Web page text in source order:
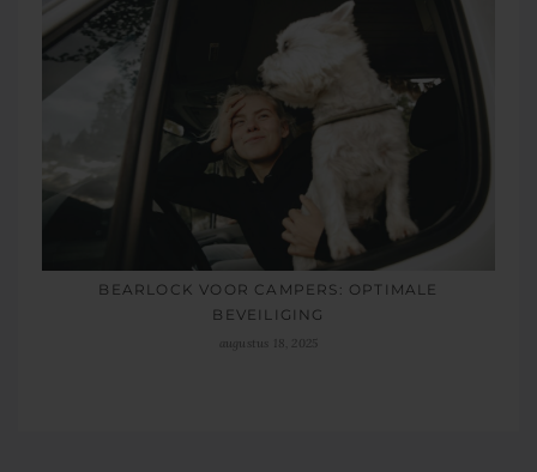
BEARLOCK VOOR CAMPERS: OPTIMALE
BEVEILIGING
augustus 18, 2025